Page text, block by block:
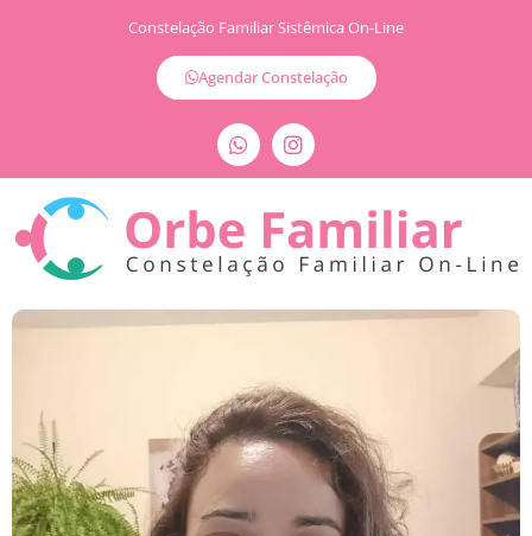
Constelação Familiar Sistêmica On-Line
Agendar Constelação